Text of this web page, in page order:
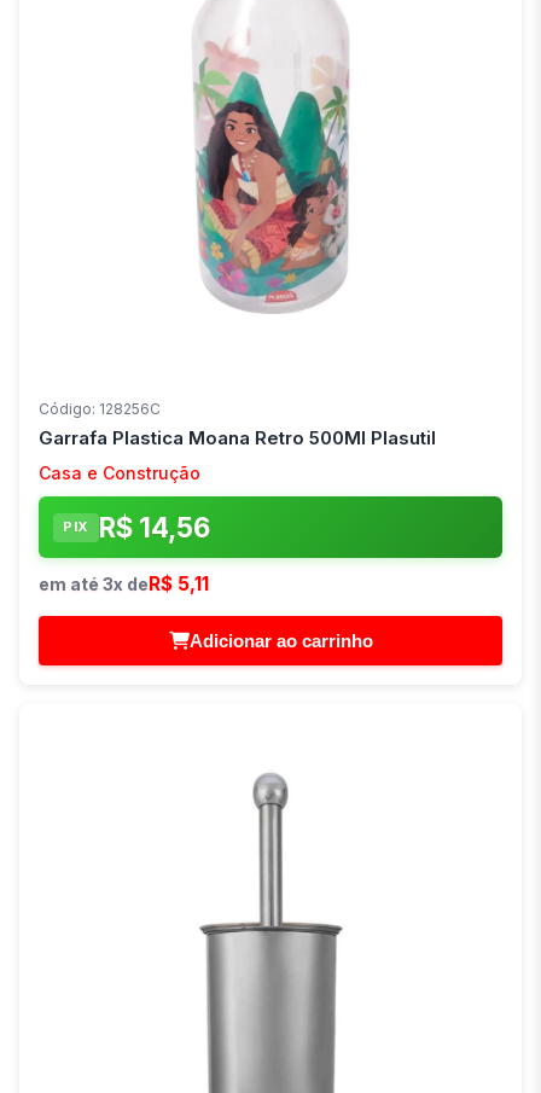
Código: 128256C
Garrafa Plastica Moana Retro 500Ml Plasutil
Casa e Construção
PIX R$ 14,56
em até 3x de R$ 5,11
Adicionar ao carrinho